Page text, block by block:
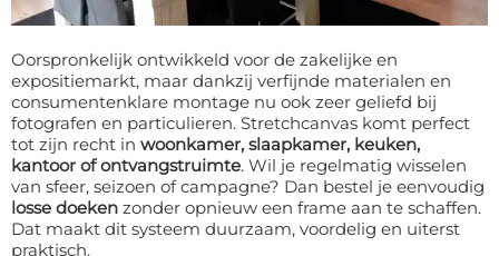
Oorspronkelijk ontwikkeld voor de zakelijke en
expositiemarkt, maar dankzij verfijnde materialen en
consumentenklare montage nu ook zeer geliefd bij
fotografen en particulieren. Stretchcanvas komt perfect
tot zijn recht in woonkamer, slaapkamer, keuken,
kantoor of ontvangstruimte. Wil je regelmatig wisselen
van sfeer, seizoen of campagne? Dan bestel je eenvoudig
losse doeken zonder opnieuw een frame aan te schaffen.
Dat maakt dit systeem duurzaam, voordelig en uiterst
praktisch.